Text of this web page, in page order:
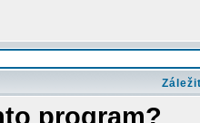
program?